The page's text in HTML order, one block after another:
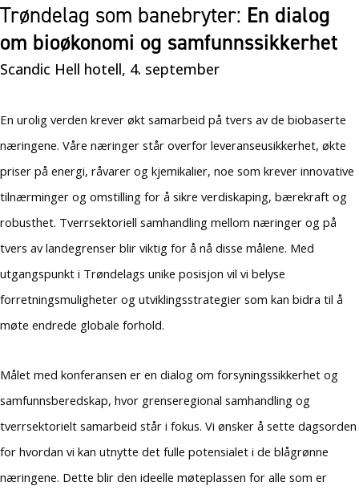
Trøndelag som banebryter: En dialog
om bioøkonomi og samfunnssikkerhet
Scandic Hell hotell, 4. september
En urolig verden krever økt samarbeid på tvers av de biobaserte
næringene. Våre næringer står overfor leveranseusikkerhet, økte
priser på energi, råvarer og kjemikalier, noe som krever innovative
tilnærminger og omstilling for å sikre verdiskaping, bærekraft og
robusthet. Tverrsektoriell samhandling mellom næringer og på
tvers av landegrenser blir viktig for å nå disse målene. Med
utgangspunkt i Trøndelags unike posisjon vil vi belyse
forretningsmuligheter og utviklingsstrategier som kan bidra til å
møte endrede globale forhold.
Målet med konferansen er en dialog om forsyningssikkerhet og
samfunnsberedskap, hvor grenseregional samhandling og
tverrsektorielt samarbeid står i fokus. Vi ønsker å sette dagsorden
for hvordan vi kan utnytte det fulle potensialet i de blågrønne
næringene. Dette blir den ideelle møteplassen for alle som er